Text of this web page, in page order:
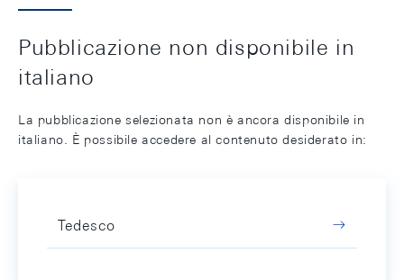
Pubblicazione non disponibile in
italiano
La pubblicazione selezionata non è ancora disponibile in
italiano. È possibile accedere al contenuto desiderato in:
Tedesco